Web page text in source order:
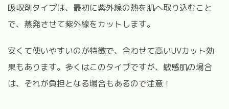
吸収剤タイプは、最初に紫外線の熱を肌へ取り込むこと
で、蒸発させて紫外線をカットします。
安くて使いやすいのが特徴で、合わせて高いUVカット効
果もあります。多くはこのタイプですが、敏感肌の場合
は、それが負担となる場合もあるので注意！